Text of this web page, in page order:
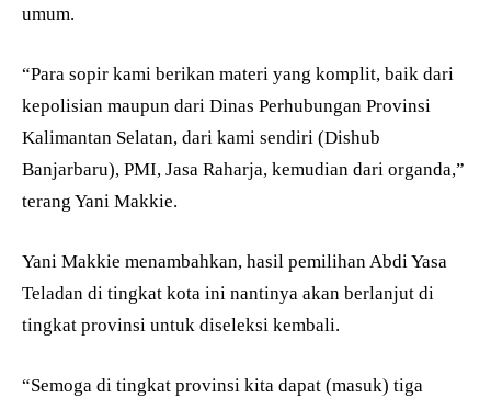
umum.
“Para sopir kami berikan materi yang komplit, baik dari
kepolisian maupun dari Dinas Perhubungan Provinsi
Kalimantan Selatan, dari kami sendiri (Dishub
Banjarbaru), PMI, Jasa Raharja, kemudian dari organda,”
terang Yani Makkie.
Yani Makkie menambahkan, hasil pemilihan Abdi Yasa
Teladan di tingkat kota ini nantinya akan berlanjut di
tingkat provinsi untuk diseleksi kembali.
“Semoga di tingkat provinsi kita dapat (masuk) tiga